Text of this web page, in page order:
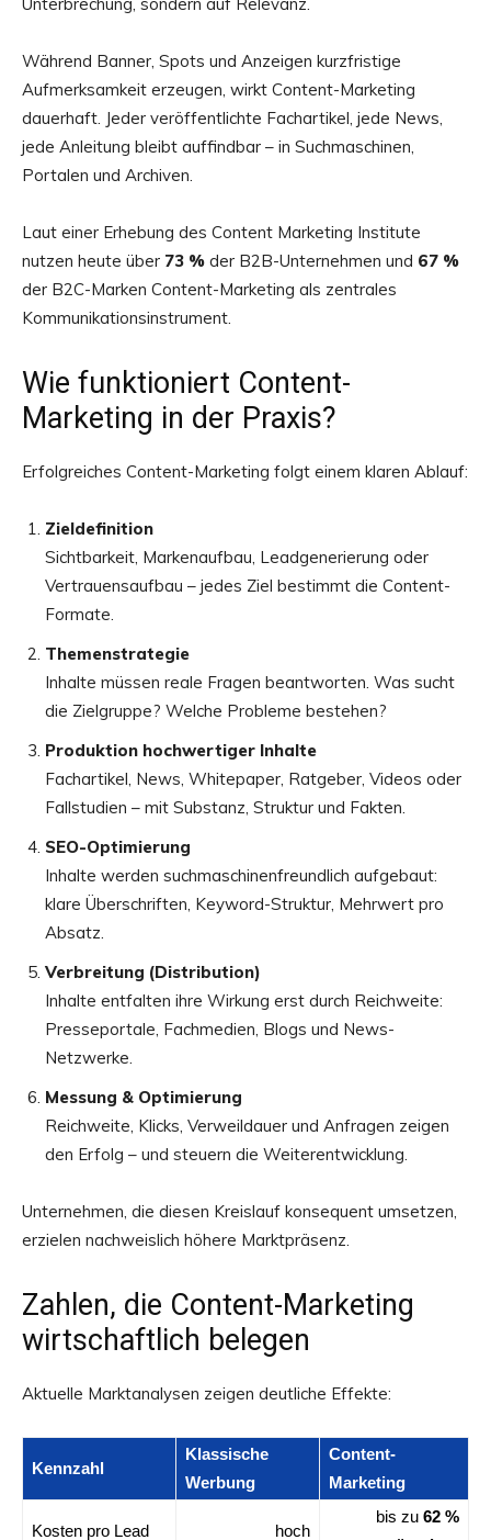
Während Banner, Spots und Anzeigen kurzfristige
Aufmerksamkeit erzeugen, wirkt Content-Marketing
dauerhaft. Jeder veröffentlichte Fachartikel, jede News,
jede Anleitung bleibt auffindbar – in Suchmaschinen,
Portalen und Archiven.
Laut einer Erhebung des Content Marketing Institute
nutzen heute über 73 % der B2B-Unternehmen und 67 %
der B2C-Marken Content-Marketing als zentrales
Kommunikationsinstrument.
Wie funktioniert Content-
Marketing in der Praxis?
Erfolgreiches Content-Marketing folgt einem klaren Ablauf:
Zieldefinition
Sichtbarkeit, Markenaufbau, Leadgenerierung oder
Vertrauensaufbau – jedes Ziel bestimmt die Content-
Formate.
Themenstrategie
Inhalte müssen reale Fragen beantworten. Was sucht
die Zielgruppe? Welche Probleme bestehen?
Produktion hochwertiger Inhalte
Fachartikel, News, Whitepaper, Ratgeber, Videos oder
Fallstudien – mit Substanz, Struktur und Fakten.
SEO-Optimierung
Inhalte werden suchmaschinenfreundlich aufgebaut:
klare Überschriften, Keyword-Struktur, Mehrwert pro
Absatz.
Verbreitung (Distribution)
Inhalte entfalten ihre Wirkung erst durch Reichweite:
Presseportale, Fachmedien, Blogs und News-
Netzwerke.
Messung & Optimierung
Reichweite, Klicks, Verweildauer und Anfragen zeigen
den Erfolg – und steuern die Weiterentwicklung.
Unternehmen, die diesen Kreislauf konsequent umsetzen,
erzielen nachweislich höhere Marktpräsenz.
Zahlen, die Content-Marketing
wirtschaftlich belegen
Aktuelle Marktanalysen zeigen deutliche Effekte:
Kennzahl
Klassische
Werbung
Content-
Marketing
Kosten pro Lead hoch
bis zu 62 %